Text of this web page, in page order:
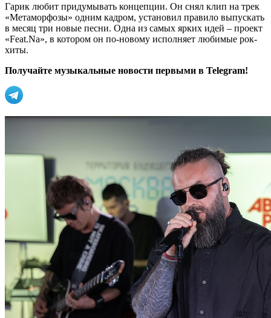
Гарик любит придумывать концепции. Он снял клип на трек
«Метаморфозы» одним кадром, установил правило выпускать
в месяц три новые песни. Одна из самых ярких идей – проект
«Feat.Na», в котором он по-новому исполняет любимые рок-
хиты.
Получайте музыкальные новости первыми в Telegram!